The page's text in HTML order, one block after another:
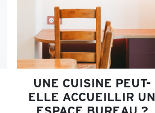
UNE CUISINE PEUT-
ELLE ACCUEILLIR UN